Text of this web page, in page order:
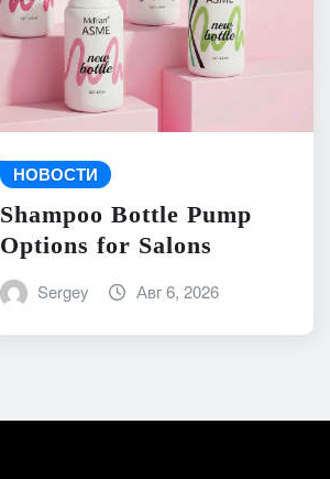
НОВОСТИ
Shampoo Bottle Pump
Options for Salons
Sergey Авг 6, 2026